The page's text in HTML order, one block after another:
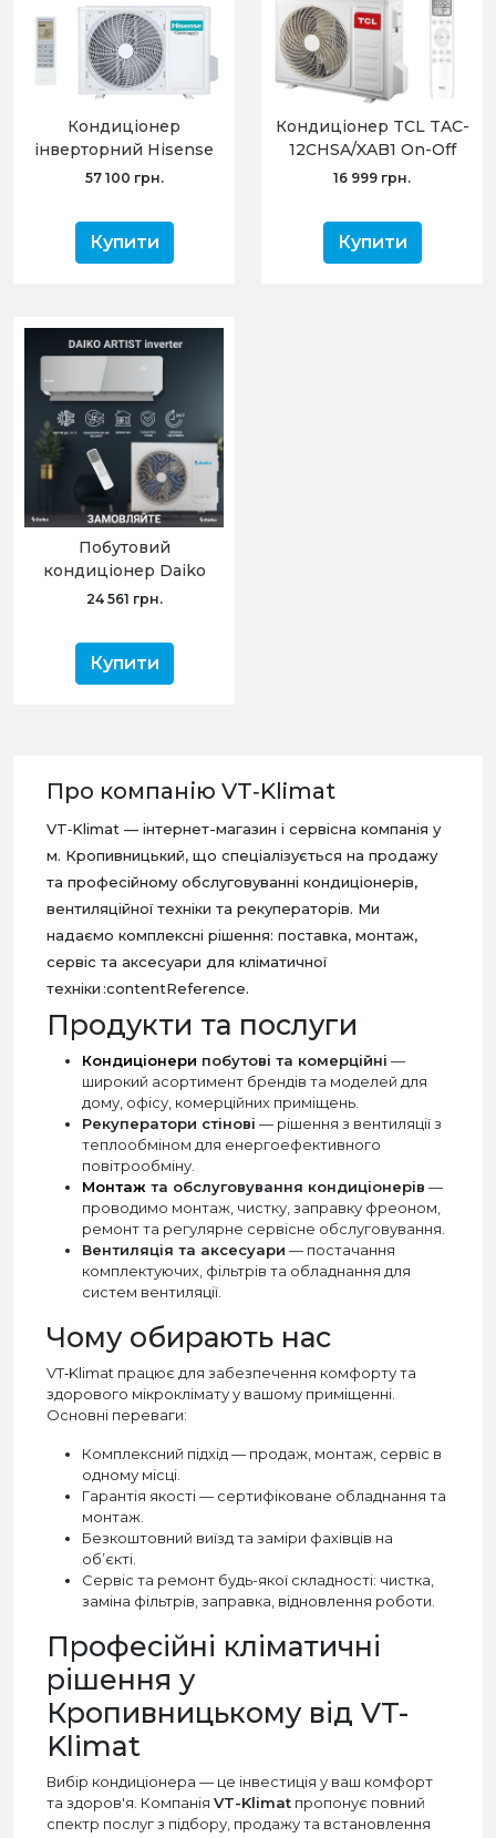
Кондиціонер
інверторний Hisense
KE70BT2BG /
Comfort -20
57 100 грн.
Купити
Кондиціонер TCL TAC-
12CHSA/XAB1 On-Off
R32 WI-FI Ready
16 999 грн.
Купити
Побутовий
кондиціонер Daiko
Artist Inverter (9) NSK-
система, настінний, -15°
24 561 грн.
Купити
Про компанію VT‑Klimat
VT‑Klimat — інтернет-магазин і сервісна компанія у
м. Кропивницький, що спеціалізується на продажу
та професійному обслуговуванні кондиціонерів,
вентиляційної техніки та рекуператорів. Ми
надаємо комплексні рішення: поставка, монтаж,
сервіс та аксесуари для кліматичної
техніки :contentReference.
Продукти та послуги
Кондиціонери побутові та комерційні —
широкий асортимент брендів та моделей для
дому, офісу, комерційних приміщень.
Рекуператори стінові — рішення з вентиляції з
теплообміном для енергоефективного
повітрообміну.
Монтаж та обслуговування кондиціонерів —
проводимо монтаж, чистку, заправку фреоном,
ремонт та регулярне сервісне обслуговування.
Вентиляція та аксесуари — постачання
комплектуючих, фільтрів та обладнання для
систем вентиляції.
Чому обирають нас
VT‑Klimat працює для забезпечення комфорту та
здорового мікроклімату у вашому приміщенні.
Основні переваги:
Комплексний підхід — продаж, монтаж, сервіс в
одному місці.
Гарантія якості — сертифіковане обладнання та
монтаж.
Безкоштовний виїзд та заміри фахівців на
об’єкті.
Сервіс та ремонт будь-якої складності: чистка,
заміна фільтрів, заправка, відновлення роботи.
Професійні кліматичні
рішення у
Кропивницькому від VT-
Klimat
Вибір кондиціонера — це інвестиція у ваш комфорт
та здоров'я. Компанія VT-Klimat пропонує повний
спектр послуг з підбору, продажу та встановлення